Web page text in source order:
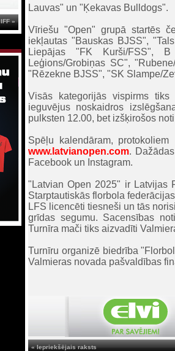
Lauvas" un "Ķekavas Bulldogs".
Vīriešu "Open" grupā startēs
iekļautas "Bauskas BJSS",
Liepājas "FK Kurši/FSS",
Leģions/Grobiņas SC",
"Rēzekne BJSS", "SK Slampe/
Visās kategorijās vispirms
ieguvējus noskaidros
pulksten 12.00, bet izšķirošos
Spēļu kalendāram,
www.latvianopen.com.
Facebook un Instagram.
"Latvian Open 2025" ir Latvijas
Starptautiskās florbola
LFS licencēti tiesneši un tās
grīdas segumu. Sacensības
Turnīra mači tiks aizvadīti
Turnīru organizē biedrība
Valmieras novada pašvaldības
« Iepriekšējais raksts
IFF »